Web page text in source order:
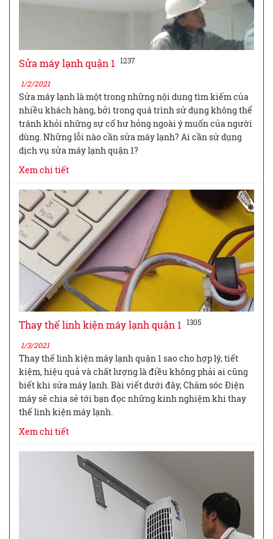
Sửa máy lạnh quận 1 1237
1/2/2021
Sửa máy lạnh là một trong những nội dung tìm kiếm của
nhiều khách hàng, bởi trong quá trình sử dụng không thể
tránh khỏi những sự cố hư hỏng ngoài ý muốn của người
dùng. Những lỗi nào cần sửa máy lạnh? Ai cần sử dụng
dịch vụ sửa máy lạnh quận 1?
Xem chi tiết
Thay thế linh kiện máy lạnh quận 1 1305
1/3/2021
Thay thế linh kiện máy lạnh quận 1 sao cho hợp lý, tiết
kiệm, hiệu quả và chất lượng là điều không phải ai cũng
biết khi sửa máy lạnh. Bài viết dưới đây, Chăm sóc Điện
máy sẽ chia sẻ tới bạn đọc những kinh nghiệm khi thay
thế linh kiện máy lạnh.
Xem chi tiết